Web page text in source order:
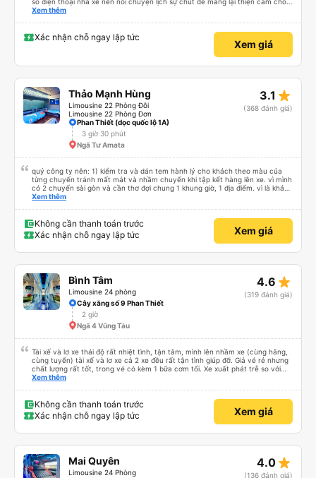
khách hàng
Xem thêm
Xác nhận chỗ ngay lập tức
Xem giá
Thảo Mạnh Hùng
Limousine 22 Phòng Đôi
Limousine 22 Phòng Đơn
3.1 star_rate
(368 đánh giá)
Phan Thiết (dọc quốc lộ 1A)
3 giờ 30 phút
Ngã Tư Amata
quý công ty nên: 1) kiểm tra và dán tem hành lý cho khách theo màu của
từng chuyến tránh mất mát và nhầm chuyến khi tập kết hàng lên xe. vì mình
có 2 chuyến sài gòn và cần thơ đợi chung 1 khung giờ, 1 địa điểm. vì là khách
thân thiết của quý công ty nên rất hài lòng và tin tưởng. tuy nhiên rất mong
thì chắc chắn quy công ty là nhà xe được yêu thích và lựa chọn số 1 quy
nhơn. rất cảm ơn quý anh chị em cty cũng như chị Thảo đã lắng nghe và
tiếp nhận. " khách hàng thân thiết nhiều năm của nhà xe từ thời sinh viên"
Xem thêm
Không cần thanh toán trước
Xác nhận chỗ ngay lập tức
Xem giá
Bình Tâm
Limousine 24 phòng
4.6 star_rate
(319 đánh giá)
Cây xăng số 9 Phan Thiết
2 giờ
Ngã 4 Vũng Tàu
Tài xế và lơ xe thái độ rất nhiệt tình, tận tâm, mình lên nhầm xe (cùng hãng,
cùng tuyến) tài xế và lơ xe cả 2 xe đều rất tận tình giúp đỡ. Giá vé rẻ nhưng
chất lượng rất tốt, trong vé có kèm 1 bữa cơm tối. Xe xuất phát trễ so với
trên app 45p, nhưng do bão nên trời mưa rất to, có thể thông cảm được.
Xem thêm
Không cần thanh toán trước
Xác nhận chỗ ngay lập tức
Xem giá
Mai Quyên
Limousine 24 Phòng
4.0 star_rate
(136 đánh giá)